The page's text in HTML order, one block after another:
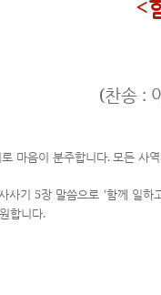
<
(찬송 :
마음이 분주합니다. 모든 사
사기5장 말씀으로 '함께 일하
합니다.